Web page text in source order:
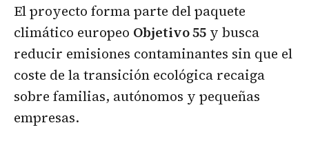
El proyecto forma parte del paquete
climático europeo Objetivo 55 y busca
reducir emisiones contaminantes sin que el
coste de la transición ecológica recaiga
sobre familias, autónomos y pequeñas
empresas.